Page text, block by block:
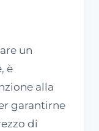
un
è
alla
garantirne
di